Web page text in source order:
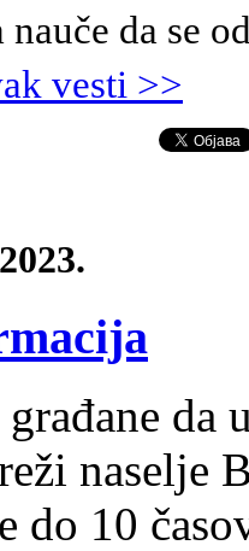
nauče da se
vesti >>
da
naselje
do 10